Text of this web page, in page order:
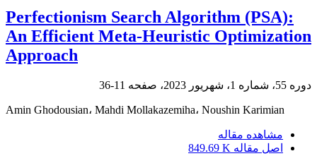
Perfectionism Search Algorithm (PSA):
An Efficient Meta-Heuristic Optimization
Approach
دوره 55، شماره 1، شهریور 2023، صفحه 11-36
Amin Ghodousian، Mahdi Mollakazemiha، Noushin Karimian
مشاهده مقاله
اصل مقاله 849.69 K